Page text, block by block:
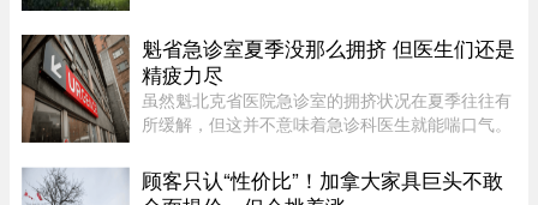
魁北克行政法庭获得的文件，学校 ...
魁省急诊室夏季没那么拥挤 但医生们还是
精疲力尽
虽然魁北克省医院急诊室的拥挤状况在夏季往往有
所缓解，但这并不意味着急诊科医生就能喘口气。
Couture 医生指出，近年来急诊医生的工作负担不
断加重，我们再也无法沿用“ ...
顾客只认“性价比”！加拿大家具巨头不敢